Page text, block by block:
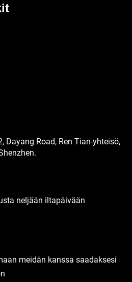
Dayang Road, Ren Tian-yhteisö,
neljään iltapäivään
meidän kanssa saadaksesi